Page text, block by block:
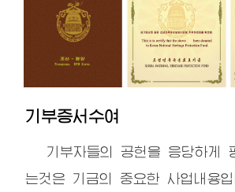
기부증서수여
기부자들의 공헌을 응당하게
는것은 기금의 중요한 사업내용입